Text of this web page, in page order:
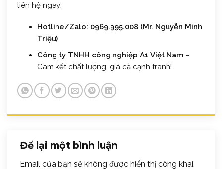
liên hệ ngay:
Hotline/Zalo: 0969.995.008 (Mr. Nguyễn Minh
Triệu)
Công ty TNHH công nghiệp A1 Việt Nam–
Cam kết chất lượng, giá cả cạnh tranh!
Để lại một bình luận
Email của bạn sẽ không được hiển thị công khai.